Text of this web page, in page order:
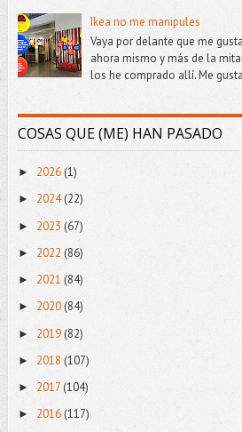
Ikea no me manipules
Vaya por delante que me
ahora mismo y más de la
los he comprado allí. Me
COSAS QUE (ME) HAN PASADO
► 2026(1)
► 2024(22)
► 2023 (67)
► 2022 (86)
► 2021 (84)
► 2020(84)
► 2019(82)
► 2018 (107)
► 2017(104)
► 2016 (117)